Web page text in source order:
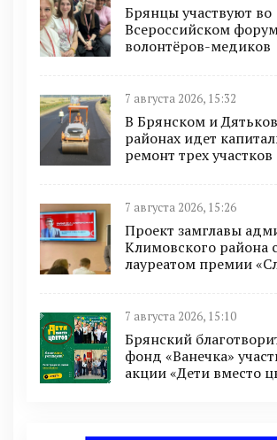
Брянцы участвуют во
Всероссийском
волонтёров-медиков
7 августа 2026, 15:32
В Брянском и
районах идет
ремонт трех
7 августа 2026, 15:26
Проект замглавы
Климовского района
лауреатом премии
7 августа 2026, 15:10
Брянский
фонд «Ванечка»
акции «Дети вместо